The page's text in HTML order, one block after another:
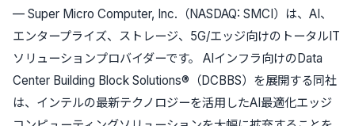
— Super Micro Computer, Inc.（NASDAQ: SMCI）は、AI、
エンタープライズ、ストレージ、5G/エッジ向けのトータルIT
ソリューションプロバイダーです。 AIインフラ向けのData
Center Building Block Solutions®（DCBBS）を展開する同社
は、インテルの最新テクノロジーを活用したAI最適化エッジ